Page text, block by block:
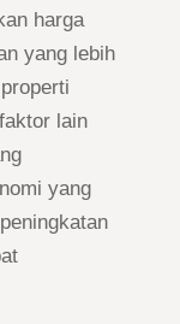
harga
yang lebih
lain
yang